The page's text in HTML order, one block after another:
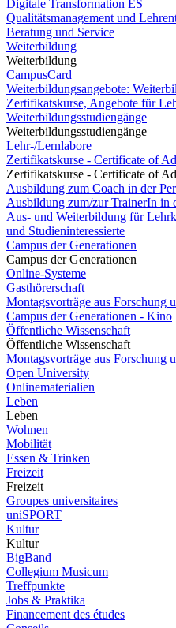
Digitale Transformation ES
Qualitätsmanagement und
Beratung und Service
Weiterbildung
Weiterbildung
CampusCard
Weiterbildungsangebote:
Zertifikatskurse, Angebote für
Weiterbildungsstudiengänge
Weiterbildungsstudiengänge
Lehr-/Lernlabore
Zertifikatskurse - Certificate of
Zertifikatskurse - Certificate of
Ausbildung zum Coach in der
Ausbildung zum/zur TrainerIn in
Aus- und Weiterbildung für
und Studieninteressierte
Campus der Generationen
Campus der Generationen
Online-Systeme
Gasthörerschaft
Montagsvorträge aus Forschung
Campus der Generationen - Kino
Öffentliche Wissenschaft
Öffentliche Wissenschaft
Montagsvorträge aus Forschung
Open University
Onlinematerialien
Leben
Leben
Wohnen
Mobilität
Essen & Trinken
Freizeit
Freizeit
Groupes universitaires
uniSPORT
Kultur
Kultur
BigBand
Collegium Musicum
Treffpunkte
Jobs & Praktika
Financement des études